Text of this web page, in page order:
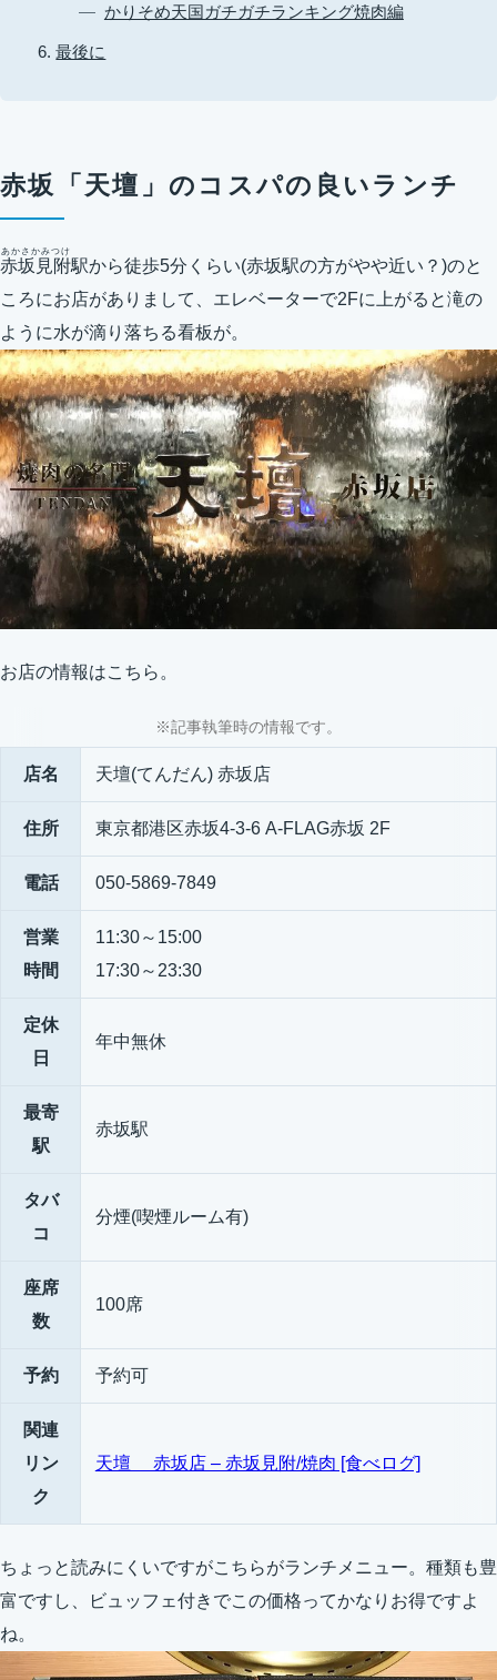
かりそめ天国ガチガチランキング焼肉編
最後に
赤坂「天壇」のコスパの良いランチ
赤坂見附
あかさかみつけ
駅から徒歩5分くらい(赤坂駅の方がやや近い？)のと
ころにお店がありまして、エレベーターで2Fに上がると滝の
ように水が滴り落ちる看板が。
お店の情報はこちら。
※記事執筆時の情報です。
店名 天壇(てんだん) 赤坂店
住所 東京都港区赤坂4-3-6 A-FLAG赤坂 2F
電話 050-5869-7849
営業
時間
11:30～15:00
17:30～23:30
定休
日
年中無休
最寄
駅
赤坂駅
タバ
コ
分煙(喫煙ルーム有)
座席
数
100席
予約 予約可
関連
リン
ク
天壇 赤坂店 – 赤坂見附/焼肉 [食べログ]
ちょっと読みにくいですがこちらがランチメニュー。種類も豊
富ですし、ビュッフェ付きでこの価格ってかなりお得ですよ
ね。